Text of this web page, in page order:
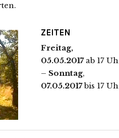
ZEITEN
Freitag,
05.05.2017ab 17
– Sonntag,
07.05.2017bis 17